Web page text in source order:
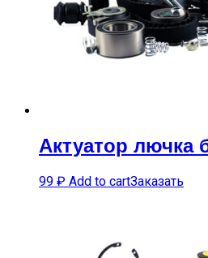
Актуатор лючка
99 ₽ Add to cartЗаказать